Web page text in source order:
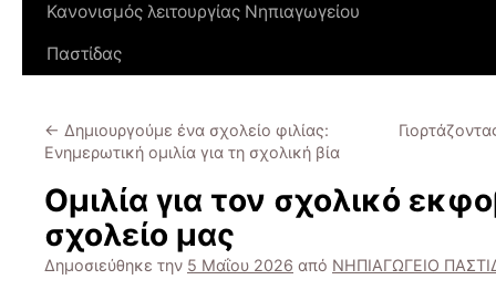
Κανονισμός λειτουργίας Νηπιαγωγείου
Παστίδας
← Δημιουργούμε ένα σχολείο φιλίας:
Ενημερωτική ομιλία για τη σχολική βία
Ομιλία για τον σχολικό
σχολείο μας
Δημοσιεύθηκε την 5 Μαΐου 2026 από ΝΗΠΙΑΓΩΓΕΙΟ